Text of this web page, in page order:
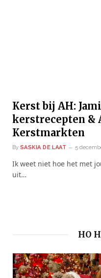
Kerst bij AH:
kerstrecepten &
Kerstmarkten
By SASKIA DE LAAT 5
Ik weet niet hoe het met
uit…
HO